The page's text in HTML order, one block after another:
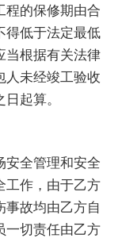
程的保修期由合
得低于法定最低
当根据有关法律
人未经竣工验收
起算。
安全管理和安全
工作，由于乙方
事故均由乙方自
一切责任由乙方